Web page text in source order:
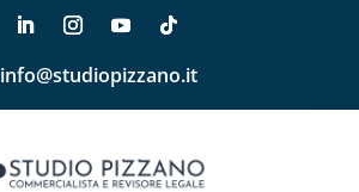
info@studiopizzano.it